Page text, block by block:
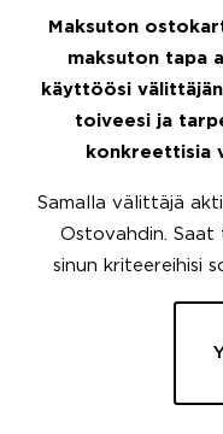
Maksuton
maksuton tapa
käyttöösi
toiveesi ja
konkreettisia
Samalla välittäjä
Ostovahdin. Saat
sinun kriteereihisi